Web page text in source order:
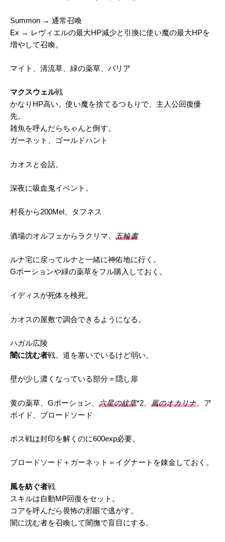
Summon → 通常召喚
Ex → レヴィエルの最大HP減少と引換に使い魔の最大HPを
増やして召喚。
マイト、清流草、緑の薬草、バリア
マクスウェル戦
かなりHP高い。使い魔を捨てるつもりで、主人公回復優
先。
雑魚を呼んだらちゃんと倒す。
ガーネット、ゴールドハント
カオスと会話。
深夜に吸血鬼イベント。
村長から200Mel、タフネス
酒場のオルフェからラクリマ、 五輪書
ルナ宅に戻ってルナと一緒に神佑地に行く。
Gポーションや緑の薬草をフル購入しておく。
イディスが死体を検死。
カオスの屋敷で調合できるようになる。
ハガル広陵
闇に沈む者戦。道を塞いでいるけど弱い。
壁が少し濃くなっている部分＝隠し扉
黄の薬草、Gポーション、 六星の紋章*2、 風のオカリナ 、ア
ボイド、ブロードソード
ボス戦は封印を解くのに600exp必要。
ブロードソード＋ガーネット＝イグナートを錬金しておく。
風を紡ぐ者戦
スキルは自動MP回復をセット。
コアを呼んだら畏怖の邪眼で逃がす。
闇に沈む者を召喚して闇撫で盲目にする。